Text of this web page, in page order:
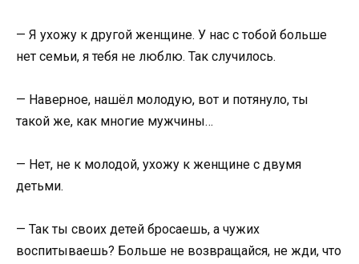
— Я ухожу к другой женщине. У нас с тобой больше
нет семьи, я тебя не люблю. Так случилось.
— Наверное, нашёл молодую, вот и потянуло, ты
такой же, как многие мужчины…
— Нет, не к молодой, ухожу к женщине с двумя
детьми.
— Так ты своих детей бросаешь, а чужих
воспитываешь? Больше не возвращайся, не жди, что